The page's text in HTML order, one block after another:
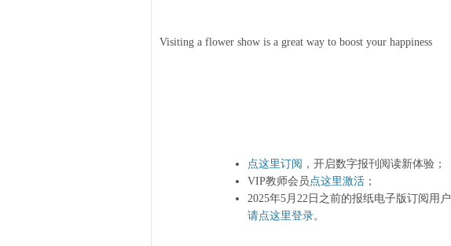
Visiting a flower show is a great way to boost your happiness
点这里订阅 ，开启数字报刊阅读新体验；
VIP教师会员点这里激活 ；
2025年5月22日之前的报纸电子版订阅用户
请点这里登录。